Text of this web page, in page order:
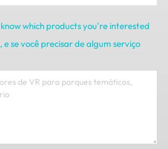
know which products you're interested
, e se você precisar de algum serviço